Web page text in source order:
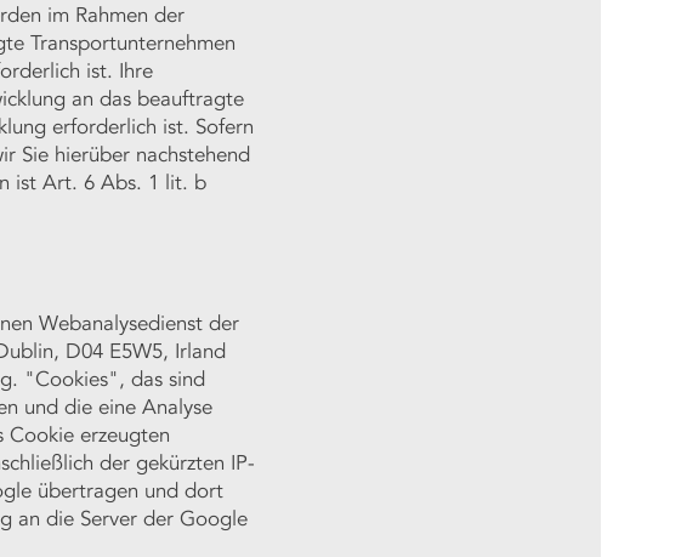
im Rahmen der
Transportunternehmen
ist. Ihre
an das beauftragte
erforderlich ist. Sofern
Sie hierüber nachstehend
ist Art. 6 Abs. 1 lit. b
Webanalysedienst der
D04 E5W5, Irland
"Cookies", das sind
und die eine Analyse
erzeugten
der gekürzten IP-
übertragen und dort
an die Server der Google